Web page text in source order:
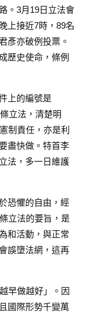
。3月19日立法會
上接近7時，89名
彥亦破例投票。
歷史使命，條例
上的編號是
立法，清楚明
制責任，亦是利
盡快做。特首李
法，多一日維護
恐懼的自由，經
立法的要旨，是
和活動，與正常
誤墮法網，這再
早做越好」。因
國際形勢千變萬